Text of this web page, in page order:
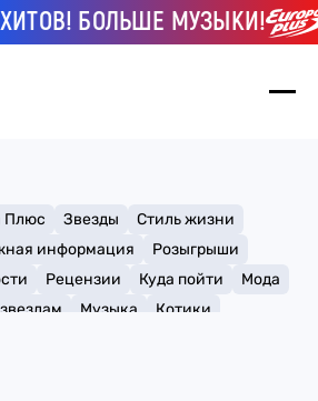
БОЛЬШЕ МУЗЫКИ!
Плюс Звезды
Стиль жизни
информация
Розыгрыши
Рецензии Куда пойти
Мода
Музыка
Котики